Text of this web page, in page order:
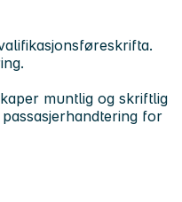
muntlig og skriftlig
for